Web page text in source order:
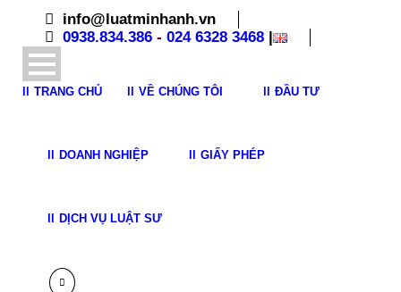
info@luatminhanh.vn
0938.834.386 - 024 6328 3468 |
TRANG CHỦ VỀ CHÚNG TÔI ĐẦU TƯ
DOANH NGHIỆP GIẤY PHÉP
DỊCH VỤ LUẬT SƯ